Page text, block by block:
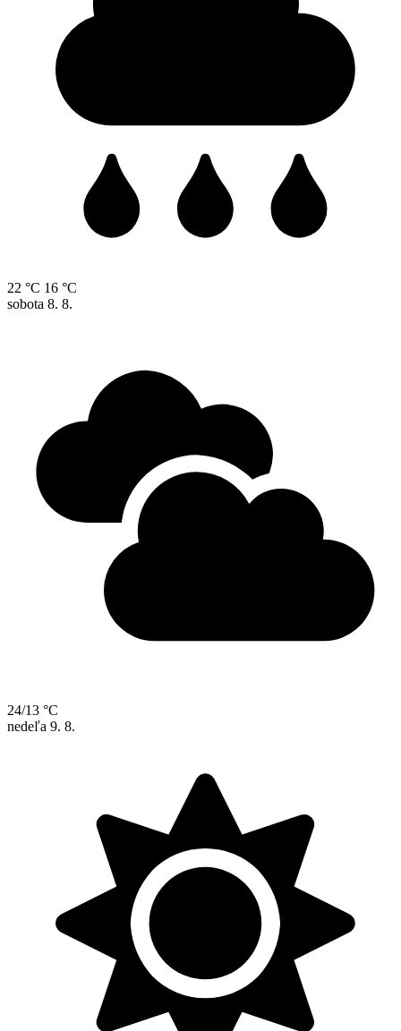
22 °C 16 °C
sobota 8. 8.
24/13 °C
nedeľa 9. 8.